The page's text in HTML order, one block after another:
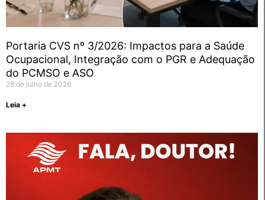
Portaria CVS nº 3/2026: Impactos para a Saúde
Ocupacional, Integração com o PGR e Adequação
do PCMSO e ASO
28 de julho de 2026
Leia +